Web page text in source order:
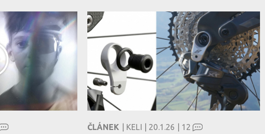
ČLÁNEK | KELI | 20.1.26 | 12